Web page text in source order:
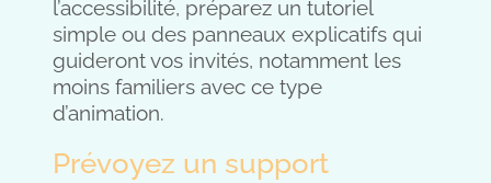
l’accessibilité, préparez un tutoriel
simple ou des panneaux explicatifs qui
guideront vos invités, notamment les
moins familiers avec ce type
d’animation.
Prévoyez un support